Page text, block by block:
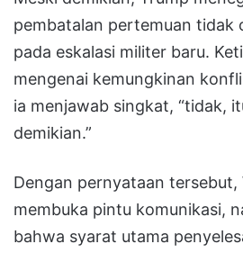
pembatalan pertemuan tidak
pada eskalasi militer baru.
mengenai kemungkinan
ia menjawab singkat, “tidak,
demikian.”
Dengan pernyataan
membuka pintu komunikasi,
bahwa syarat utama